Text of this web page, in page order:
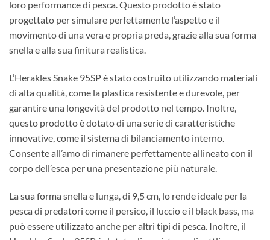
loro performance di pesca. Questo prodotto è stato
progettato per simulare perfettamente l’aspetto e il
movimento di una vera e propria preda, grazie alla sua forma
snella e alla sua finitura realistica.
L’Herakles Snake 95SP è stato costruito utilizzando materiali
di alta qualità, come la plastica resistente e durevole, per
garantire una longevità del prodotto nel tempo. Inoltre,
questo prodotto è dotato di una serie di caratteristiche
innovative, come il sistema di bilanciamento interno.
Consente all’amo di rimanere perfettamente allineato con il
corpo dell’esca per una presentazione più naturale.
La sua forma snella e lunga, di 9,5 cm, lo rende ideale per la
pesca di predatori come il persico, il luccio e il black bass, ma
può essere utilizzato anche per altri tipi di pesca. Inoltre, il